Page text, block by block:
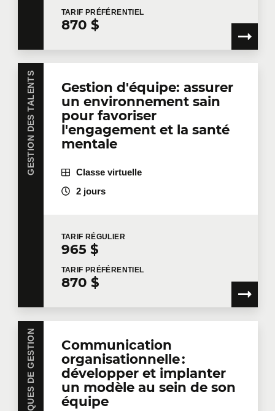
TARIF PRÉFÉRENTIEL
870 $
GESTION DES TALENTS
Gestion d'équipe: assurer
un environnement sain
pour favoriser
l'engagement et la santé
mentale
Classe virtuelle
2 jours
TARIF RÉGULIER
965 $
TARIF PRÉFÉRENTIEL
870 $
Communication
organisationnelle :
développer et implanter
un modèle au sein de son
équipe